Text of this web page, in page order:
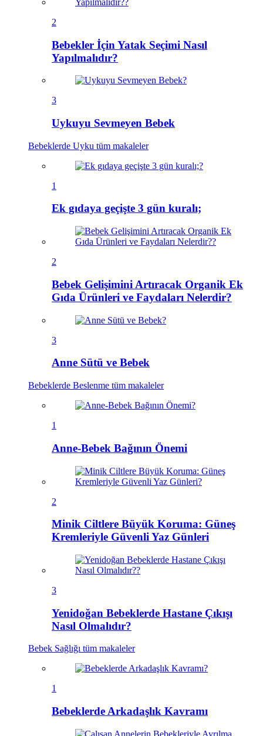
2
Bebekler İçin Yatak Seçimi Nasıl
Yapılmalıdır?
3
Uykuyu Sevmeyen Bebek
Bebeklerde Uyku tüm makaleler
1
Ek gıdaya geçişte 3 gün kuralı;
2
Bebek Gelişimini Artıracak Organik Ek
Gıda Ürünleri ve Faydaları Nelerdir?
3
Anne Sütü ve Bebek
Bebeklerde Beslenme tüm makaleler
1
Anne-Bebek Bağının Önemi
2
Minik Ciltlere Büyük Koruma: Güneş
Kremleriyle Güvenli Yaz Günleri
3
Yenidoğan Bebeklerde Hastane Çıkışı
Nasıl Olmalıdır?
Bebek Sağlığı tüm makaleler
1
Bebeklerde Arkadaşlık Kavramı